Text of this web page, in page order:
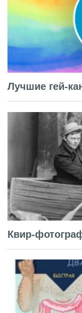
Лучшие гей-
Квир-